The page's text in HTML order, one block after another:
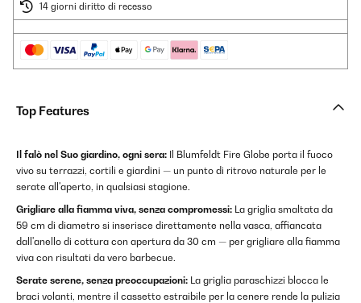
14 giorni diritto di recesso
Top Features
Il falò nel Suo giardino, ogni sera: Il Blumfeldt Fire Globe porta il fuoco
vivo su terrazzi, cortili e giardini — un punto di ritrovo naturale per le
serate all'aperto, in qualsiasi stagione.
Grigliare alla fiamma viva, senza compromessi: La griglia smaltata da
59 cm di diametro si inserisce direttamente nella vasca, affiancata
dall'anello di cottura con apertura da 30 cm — per grigliare alla fiamma
viva con risultati da vero barbecue.
Serate serene, senza preoccupazioni: La griglia paraschizzi blocca le
braci volanti, mentre il cassetto estraibile per la cenere rende la pulizia